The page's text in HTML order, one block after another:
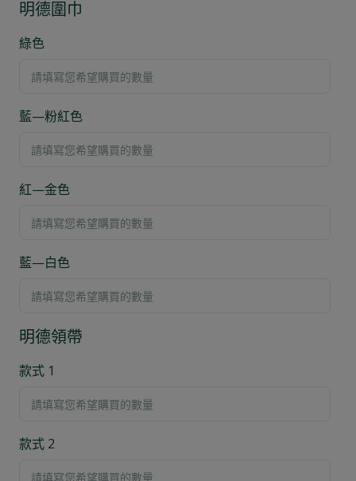
明德圍巾
綠色
藍—粉紅色
紅—金色
藍—白色
明德領帶
款式 1
款式 2